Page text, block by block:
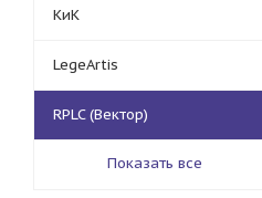
КиК
LegeArtis
RPLC (Вектор)
Показать все